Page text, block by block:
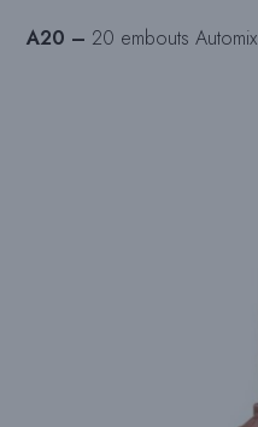
A20 – 20 embouts Automix